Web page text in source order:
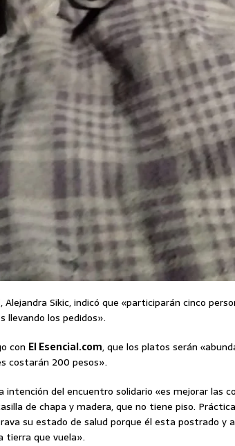
Sikic, indicó que «participarán cinco
llevando los pedidos».
con El Esencial.com, que los platos serán
costarán 200 pesos».
intención del encuentro solidario «es mejorar las
de chapa y madera, que no tiene piso.
su estado de salud porque él esta postrado y
tierra que vuela».